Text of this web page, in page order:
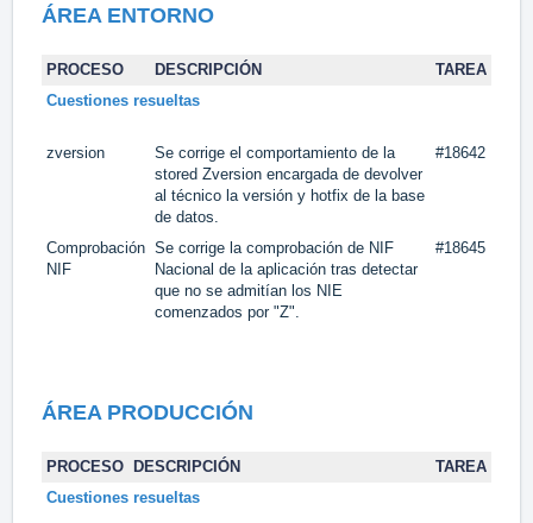
ÁREA ENTORNO
PROCESO DESCRIPCIÓN
TAREA
Cuestiones resueltas
zversion
Se corrige el comportamiento de la
stored Zversion encargada de devolver
al técnico la versión y hotfix de la base
de datos.
#18642
Comprobación
NIF
Se corrige la comprobación de NIF
Nacional de la aplicación tras detectar
que no se admitían los NIE
comenzados por "Z".
#18645
ÁREA PRODUCCIÓN
PROCESO DESCRIPCIÓN
TAREA
Cuestiones resueltas